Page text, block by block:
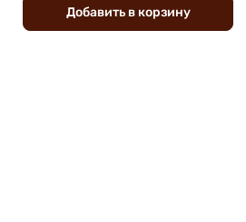
Добавить вкорзину